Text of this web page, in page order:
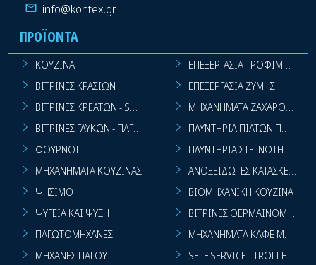
info@kontex.gr
ΠΡΟΪΌΝΤΑ
ΚΟΥΖΙΝΑ
ΒΙΤΡΙΝΕΣ ΚΡΑΣΙΩΝ
ΒΙΤΡΙΝΕΣ ΚΡΕΑΤΩΝ - SUPER MARKET
ΒΙΤΡΙΝΕΣ ΓΛΥΚΩΝ - ΠΑΓΩΤΩΝ
ΦΟΥΡΝΟΙ
ΜΗΧΑΝΗΜΑΤΑ ΚΟΥΖΙΝΑΣ
ΨΗΣΙΜΟ
ΨΥΓΕΙΑ ΚΑΙ ΨΥΞΗ
ΠΑΓΩΤΟΜΗΧΑΝΕΣ
ΜΗΧΑΝΕΣ ΠΑΓΟΥ
ΕΠΕΞΕΡΓΑΣΙΑ ΤΡΟΦΙΜΩΝ
ΕΠΕΞΕΡΓΑΣΙΑ ΖΥΜΗΣ
ΜΗΧΑΝΗΜΑΤΑ
ΠΛΥΝΤΗΡΙΑ ΠΙΑΤΩΝ
ΠΛΥΝΤΗΡΙΑ ΣΤΕΓΝΩΤΗΡΙΑ
ΑΝΟΞΕΙΔΩΤΕΣ ΚΑΤΑΣΚΕΥΕΣ
ΒΙΟΜΗΧΑΝΙΚΗ ΚΟΥΖΙΝΑ
ΒΙΤΡΙΝΕΣ ΘΕΡΜΑΙΝΟΜΕΝΕΣ
ΜΗΧΑΝΗΜΑΤΑ ΚΑΦΕ ΜΠΑΡ
SELF SERVICE - TROLLEY -